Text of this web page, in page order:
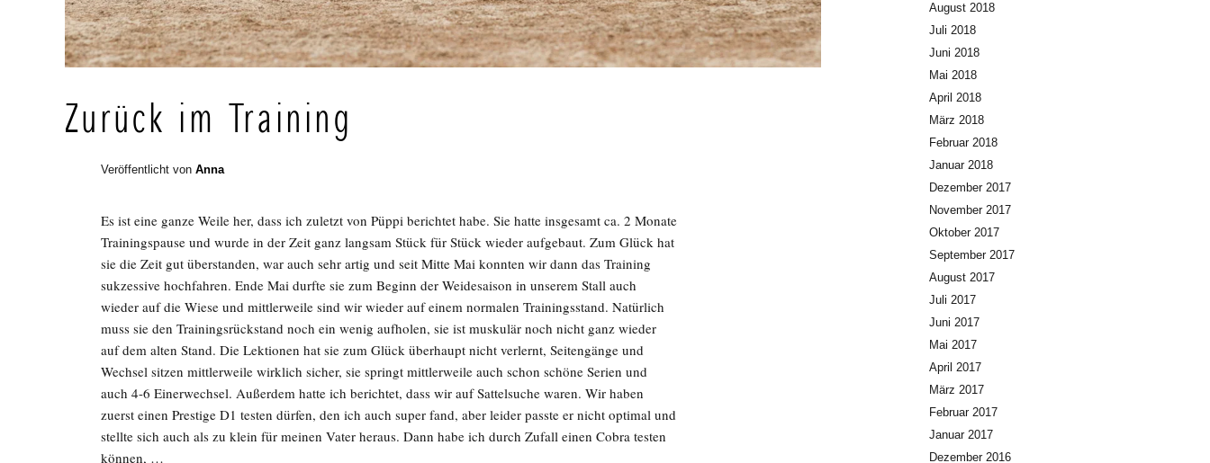
Zurück im Training
Veröffentlicht von Anna
Es ist eine ganze Weile her, dass ich zuletzt von Püppi berichtet habe. Sie hatte insgesamt ca. 2 Monate
Trainingspause und wurde in der Zeit ganz langsam Stück für Stück wieder aufgebaut. Zum Glück hat
sie die Zeit gut überstanden, war auch sehr artig und seit Mitte Mai konnten wir dann das Training
sukzessive hochfahren. Ende Mai durfte sie zum Beginn der Weidesaison in unserem Stall auch
wieder auf die Wiese und mittlerweile sind wir wieder auf einem normalen Trainingsstand. Natürlich
muss sie den Trainingsrückstand noch ein wenig aufholen, sie ist muskulär noch nicht ganz wieder
auf dem alten Stand. Die Lektionen hat sie zum Glück überhaupt nicht verlernt, Seitengänge und
Wechsel sitzen mittlerweile wirklich sicher, sie springt mittlerweile auch schon schöne Serien und
auch 4-6 Einerwechsel. Außerdem hatte ich berichtet, dass wir auf Sattelsuche waren. Wir haben
zuerst einen Prestige D1 testen dürfen, den ich auch super fand, aber leider passte er nicht optimal und
stellte sich auch als zu klein für meinen Vater heraus. Dann habe ich durch Zufall einen Cobra testen
können, …
August 2018
Juli 2018
Juni 2018
Mai 2018
April 2018
März 2018
Februar 2018
Januar 2018
Dezember 2017
November 2017
Oktober 2017
September 2017
August 2017
Juli 2017
Juni 2017
Mai 2017
April 2017
März 2017
Februar 2017
Januar 2017
Dezember 2016